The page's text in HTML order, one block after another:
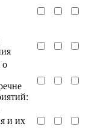
о
и их